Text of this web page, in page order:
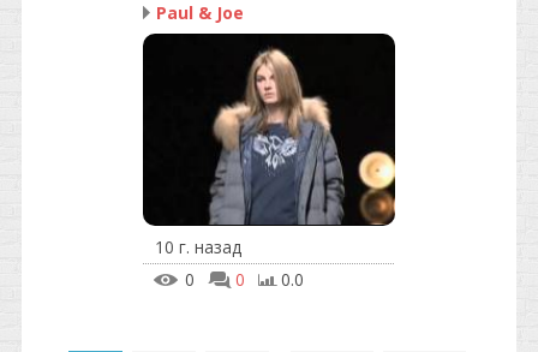
Paul & Joe
10 г. назад
0
0 0.0